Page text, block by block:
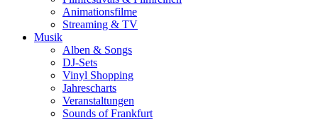
Animationsfilme
Streaming & TV
Musik
Alben & Songs
DJ-Sets
Vinyl Shopping
Jahrescharts
Veranstaltungen
Sounds of Frankfurt